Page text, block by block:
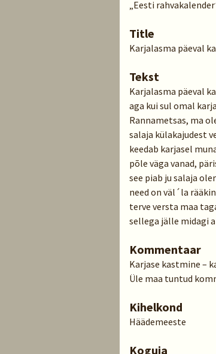
„Eesti
Title
Karjalasma päeval
Tekst
Karjalasma päeval
aga kui sul omal
Rannametsas, ma
salaja külakajudest
keedab karjasel
põle väga vanad,
see piab ju salaja
need on väl´la
terve versta maa
sellega jälle midagi
Kommentaar
Karjase kastmine –
Üle maa tuntud
Kihelkond
Häädemeeste
Koguja